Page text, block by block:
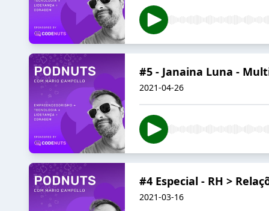
#5 - Janaina Luna -
2021-04-26
#4 Especial - RH >
2021-03-16